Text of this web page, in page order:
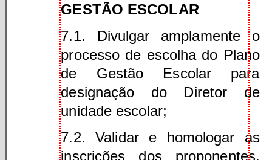
GESTÃO ESCOLAR
7.1. Divulgar amplamente o
processo de escolha do Plano
de Gestão Escolar para
designação do Diretor de
unidade escolar;
7.2. Validar e homologar as
inscrições dos proponentes,